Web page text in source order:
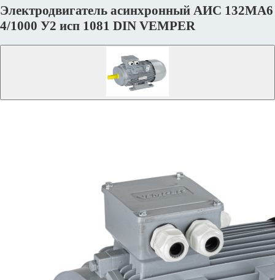
Электродвигатель асинхронный АИС 132MА6
4/1000 У2 исп 1081 DIN VEMPER